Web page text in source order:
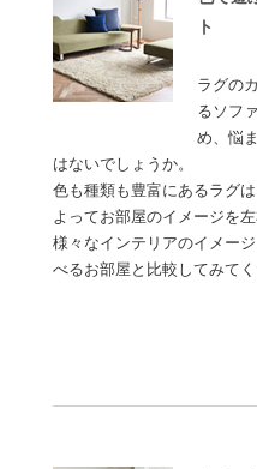
ト
ラグの
るソフ
め、悩
はないでしょうか。
色も種類も豊富にあるラグ
よってお部屋のイメージを
様々なインテリアのイメー
べるお部屋と比較してみて